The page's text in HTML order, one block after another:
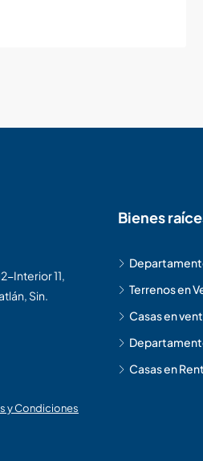
Interior 11,
Sin.
Bienes
Terrenos en
Casas en
Casas en
y Condiciones